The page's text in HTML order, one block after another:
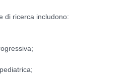
di ricerca includono: